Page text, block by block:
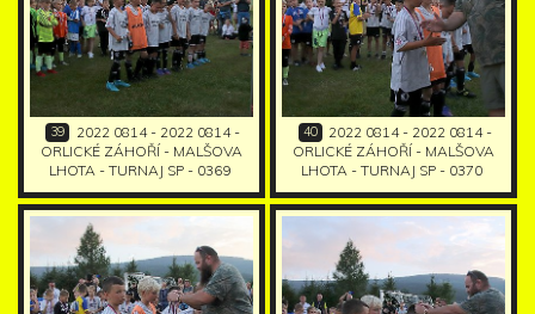
39
2022 0814 - 2022 0814 -
ORLICKÉ ZÁHOŘÍ - MALŠOVA
LHOTA - TURNAJ SP - 0369
40
2022 0814 - 2022 0814 -
ORLICKÉ ZÁHOŘÍ - MALŠOVA
LHOTA - TURNAJ SP - 0370